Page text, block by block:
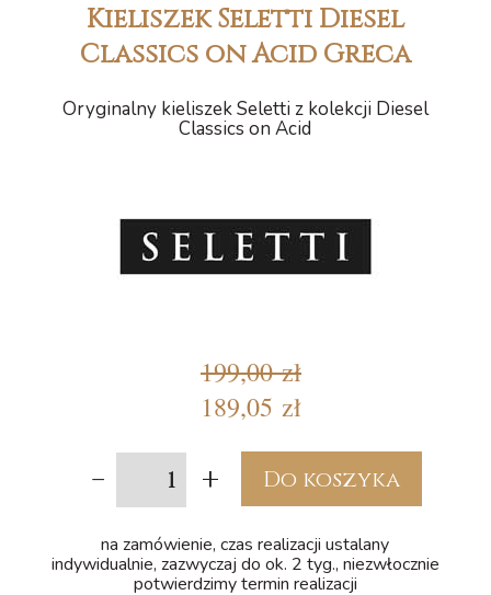
Kieliszek Seletti Diesel
Classics on Acid Greca
Oryginalny kieliszek Seletti z kolekcji Diesel
Classics on Acid
199,00 zł
189,05 zł
- + Do koszyka
na zamówienie, czas realizacji ustalany
indywidualnie, zazwyczaj do ok. 2 tyg., niezwłocznie
potwierdzimy termin realizacji